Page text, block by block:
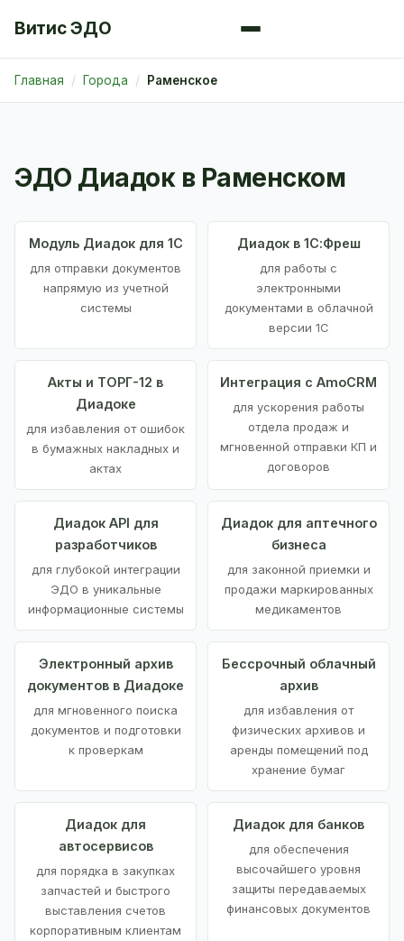
Витис ЭДО
Главная Города Раменское
ЭДО Диадок в Раменском
Модуль Диадок для 1С
для отправки документов
напрямую из учетной
системы
Диадок в 1С:Фреш
для работы с
электронными
документами в облачной
версии 1С
Акты и ТОРГ-12 в
Диадоке
для избавления от ошибок
в бумажных накладных и
актах
Интеграция с AmoCRM
для ускорения работы
отдела продаж и
мгновенной отправки КП и
договоров
Диадок API для
разработчиков
для глубокой интеграции
ЭДО в уникальные
информационные системы
Диадок для аптечного
бизнеса
для законной приемки и
продажи маркированных
медикаментов
Электронный архив
документов в Диадоке
для мгновенного поиска
документов и подготовки
к проверкам
Бессрочный облачный
архив
для избавления от
физических архивов и
аренды помещений под
хранение бумаг
Диадок для
автосервисов
для порядка в закупках
запчастей и быстрого
выставления счетов
корпоративным клиентам
Диадок для банков
для обеспечения
высочайшего уровня
защиты передаваемых
финансовых документов